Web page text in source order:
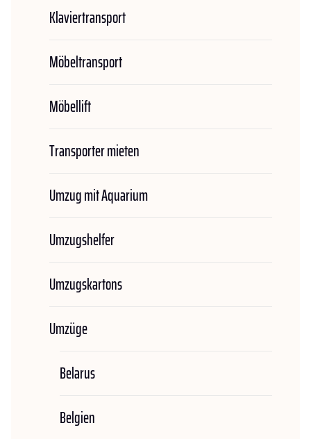
Klaviertransport
Möbeltransport
Möbellift
Transporter mieten
Umzug mit Aquarium
Umzugshelfer
Umzugskartons
Umzüge
Belarus
Belgien